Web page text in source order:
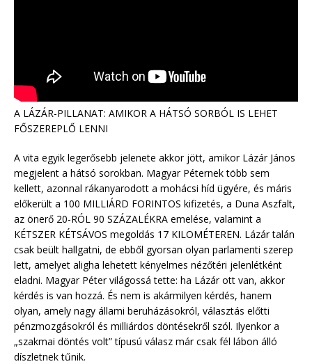
A LÁZÁR-PILLANAT: AMIKOR A HÁTSÓ SORBÓL IS LEHET
FŐSZEREPLŐ LENNI
A vita egyik legerősebb jelenete akkor jött, amikor Lázár János
megjelent a hátsó sorokban. Magyar Péternek több sem
kellett, azonnal rákanyarodott a mohácsi híd ügyére, és máris
előkerült a 100 MILLIÁRD FORINTOS kifizetés, a Duna Aszfalt,
az önerő 20-RÓL 90 SZÁZALÉKRA emelése, valamint a
KÉTSZER KÉTSÁVOS megoldás 17 KILOMÉTEREN. Lázár talán
csak beült hallgatni, de ebből gyorsan olyan parlamenti szerep
lett, amelyet aligha lehetett kényelmes nézőtéri jelenlétként
eladni. Magyar Péter világossá tette: ha Lázár ott van, akkor
kérdés is van hozzá. És nem is akármilyen kérdés, hanem
olyan, amely nagy állami beruházásokról, választás előtti
pénzmozgásokról és milliárdos döntésekről szól. Ilyenkor a
„szakmai döntés volt” típusú válasz már csak fél lábon álló
díszletnek tűnik.